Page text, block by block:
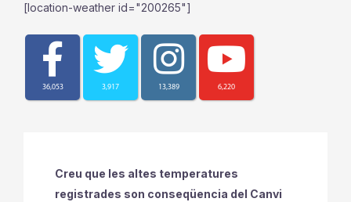
[location-weather id="200265"]
36,053 3,917 13,389 6,220
Creu que les altes temperatures
registrades son conseqüencia del Canvi